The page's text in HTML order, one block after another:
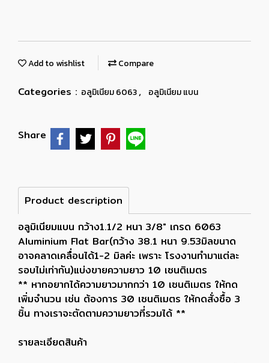
Add to wishlist Compare
Categories : อลูมิเนียม 6063, อลูมิเนียม แบน
Share
Product description
อลูมิเนียมแบน กว้าง1.1/2 หนา 3/8" เกรด 6063
Aluminium Flat Bar(กว้าง 38.1 หนา 9.53มิลขนาด
อาจคลาดเคลื่อนได้1-2 มิลค่ะ เพราะ โรงงานทำมาแต่ละ
รอบไม่เท่ากัน)แบ่งขายความยาว 10 เซนติเมตร
** หากอยากได้ความยาวมากกว่า 10 เซนติเมตร ให้กด
เพิ่มจำนวน เช่น ต้องการ 30 เซนติเมตร ให้กดสั่งซื้อ 3
ชิ้น ทางเราจะตัดตามความยาวที่รวมได้ **
รายละเอียดสินค้า